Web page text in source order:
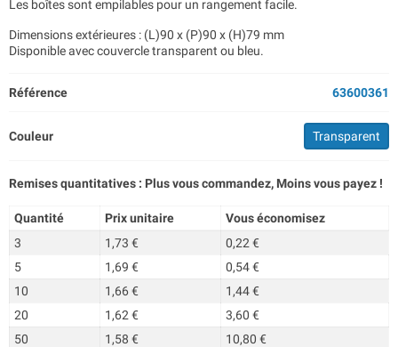
Les boîtes sont empilables pour un rangement facile.
Dimensions extérieures : (L)90 x (P)90 x (H)79 mm
Disponible avec couvercle transparent ou bleu.
Référence 63600361
Couleur Transparent
Remises quantitatives : Plus vous commandez, Moins vous payez !
Quantité Prix unitaire
Vous économisez
3
1,73 €
0,22 €
5
1,69 €
0,54 €
10
1,66 €
1,44 €
20
1,62 €
3,60 €
50
1,58 € 10,80 €